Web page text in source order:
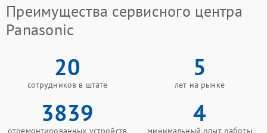
Преимущества сервисного центра
Panasonic
20
сотрудников в штате
5
лет на рынке
3839
отремонтированных устройств
4
минимальный опыт работы